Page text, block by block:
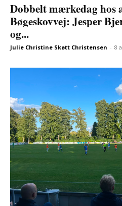
Dobbelt mærkedag hos
Bøgeskovvej: Jesper
og...
Julie Christine Skøtt Christensen - 8